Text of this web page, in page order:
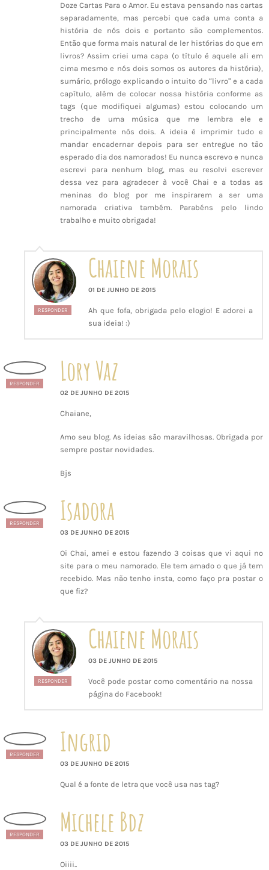
Doze Cartas Para o Amor. Eu estava pensando nas cartas
separadamente, mas percebi que cada uma conta a
história de nós dois e portanto são complementos.
Então que forma mais natural de ler histórias do que em
livros? Assim criei uma capa (o título é aquele ali em
cima mesmo e nós dois somos os autores da história),
sumário, prólogo explicando o intuito do “livro” e a cada
capítulo, além de colocar nossa história conforme as
tags (que modifiquei algumas) estou colocando um
trecho de uma música que me lembra ele e
principalmente nós dois. A ideia é imprimir tudo e
mandar encadernar depois para ser entregue no tão
esperado dia dos namorados! Eu nunca escrevo e nunca
escrevi para nenhum blog, mas eu resolvi escrever
dessa vez para agradecer à você Chai e a todas as
meninas do blog por me inspirarem a ser uma
namorada criativa também. Parabéns pelo lindo
trabalho e muito obrigada!
RESPONDER
Chaiene Morais
01 DE JUNHO DE 2015
Ah que fofa, obrigada pelo elogio! E adorei a
sua ideia! :)
RESPONDER Lory Vaz
02 DE JUNHO DE 2015
Chaiane,
Amo seu blog. As ideias são maravilhosas. Obrigada por
sempre postar novidades.
Bjs
RESPONDER Isadora
03 DE JUNHO DE 2015
Oi Chai, amei e estou fazendo 3 coisas que vi aqui no
site para o meu namorado. Ele tem amado o que já tem
recebido. Mas não tenho insta, como faço pra postar o
que fiz?
RESPONDER
Chaiene Morais
03 DE JUNHO DE 2015
Você pode postar como comentário na nossa
página do Facebook!
RESPONDER Ingrid
03 DE JUNHO DE 2015
Qual é a fonte de letra que você usa nas tag?
RESPONDER Michele Bdz
03 DE JUNHO DE 2015
Oiiii..